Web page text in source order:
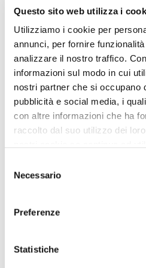
Questo sito web utilizza i
Utilizziamo i cookie per
annunci, per fornire
analizzare il nostro traffico.
informazioni sul modo in cui
nostri partner che si occupano
pubblicità e social media, i
con altre informazioni che ha
raccolto dal suo utilizzo dei
delNecessario
Preferenze
Statistiche
multicolor silver/white
95,00 €
-40%
57,00 €
OUTLET